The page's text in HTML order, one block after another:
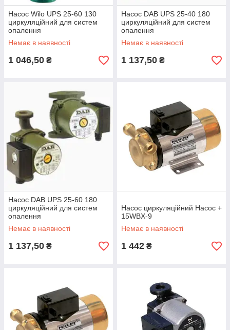
Насос Wilo UPS 25-60 130
циркуляційний для систем
опалення
Немає в наявності
1 046,50 ₴
Насос DAB UPS 25-40 180
циркуляційний для систем
опалення
Немає в наявності
1 137,50 ₴
Насос DAB UPS 25-60 180
циркуляційний для систем
опалення
Немає в наявності
1 137,50 ₴
Насос циркуляційний Насос +
15WBX-9
Немає в наявності
1 442 ₴